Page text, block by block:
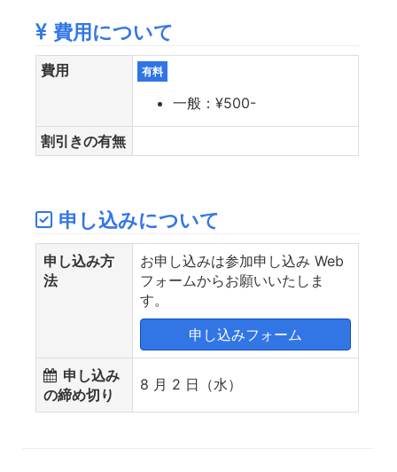
費用について
費用 有料
一般：¥500-
割引きの有無
申し込みについて
申し込み方
法
お申し込みは参加申し込み Web
フォームからお願いいたしま
す。
申し込みフォーム
申し込み
の締め切り
8 月 2 日（水）